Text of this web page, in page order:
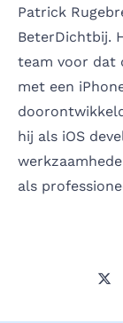
Patrick
BeterDichtbij.
team voor dat
met een
hij als iOS
als